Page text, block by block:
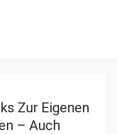
Zur Eigenen
– Auch